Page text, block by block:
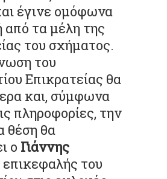
έγινε ομόφωνα
από τα μέλη της
του σχήματος.
του
Επικρατείας θα
και, σύμφωνα
πληροφορίες, την
θέση θα
ο Γιάννης
επικεφαλής του